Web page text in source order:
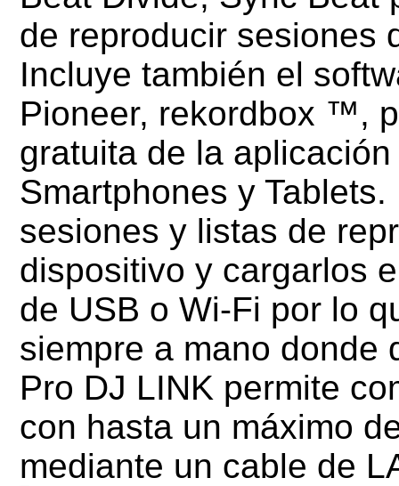
de reproducir sesiones
Incluye también el
Pioneer, rekordbox ™,
gratuita de la
Smartphones y
sesiones y listas de
dispositivo y cargarlos
de USB o Wi-Fi por lo
siempre a mano donde
Pro DJ LINK permite
con hasta un máximo
mediante un cable de